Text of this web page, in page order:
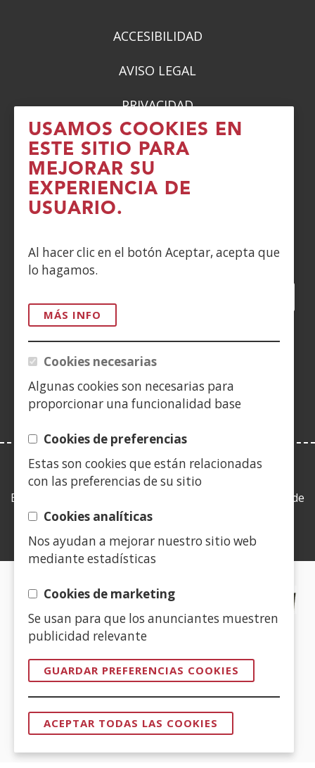
USAMOS COOKIES EN
ESTE SITIO PARA
MEJORAR SU
EXPERIENCIA DE
USUARIO.
Al hacer clic en el botón Aceptar, acepta que
lo hagamos.
MÁS INFO
Cookies necesarias
Algunas cookies son necesarias para
proporcionar una funcionalidad base
Cookies de preferencias
Estas son cookies que están relacionadas
con las preferencias de su sitio
Cookies analíticas
Nos ayudan a mejorar nuestro sitio web
mediante estadísticas
Cookies de marketing
Se usan para que los anunciantes muestren
publicidad relevante
GUARDAR PREFERENCIAS COOKIES
ACEPTAR TODAS LAS COOKIES
ACCESIBILIDAD
AVISO LEGAL
PRIVACIDAD
POLÍTICA DE COOKIES
DENUNCIAS
Siguenos en:
en
nueva
ventana)
en
nueva
ventana)
nueva
ventana)
nueva
ventana)
ventana)ventana)ventana)
en
(Abre
LEY DE TRANSPARENCIA
Esta web se ajusta a lo establecido en la Ley 19/2013, de
9 de diciembre, de transparencia, acceso a la
CERTIFICADOS DE CALIDAD
nueva
ventana)
en
nueva